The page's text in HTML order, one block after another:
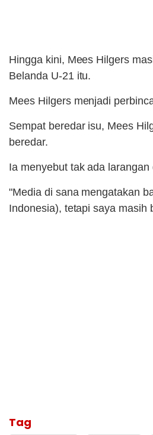
Hingga kini, Mees Hilgers
Belanda U-21 itu.
Mees Hilgers menjadi
Sempat beredar isu, Mees
beredar.
Ia menyebut tak ada
"Media di sana mengatakan
Indonesia), tetapi saya
Tag